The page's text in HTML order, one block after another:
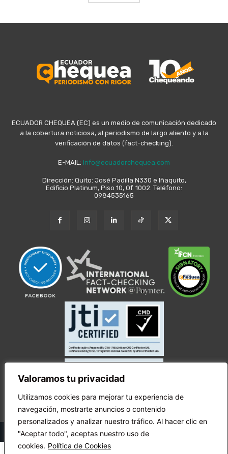
Valoramos tu privacidad
Utilizamos cookies para mejorar tu experiencia de
navegación, mostrarte anuncios o contenido
personalizados y analizar nuestro tráfico. Al hacer clic en
"Aceptar todo", aceptas nuestro uso de
cookies. Política de Cookies
ECUADOR CHEQUEA (EC) es un medio de comunicación dedicado
a la cobertura noticiosa, al periodismo de largo aliento y a la
verificación de datos (fact-checking).
E-MAIL: info@ecuadorchequea.com
Dirección: Quito: José Padilla N330 e Iñaquito,
Edificio Platinum, Piso 10, Of. 1002. Teléfono:
0984535165
© Copyright Ecuador Chequea 2025.